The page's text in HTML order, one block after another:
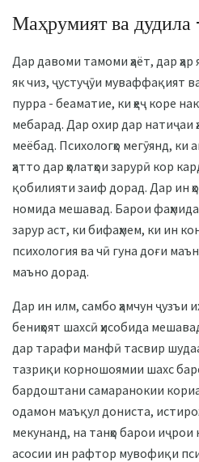
Маҳрумият ва дудила
Дар давоми тамоми ҳаёт, дар
як чиз, ҷустуҷӯи муваффақият
пурра - беаматие, ки ҳеҷ коре
мебарад. Дар охир дар натиҷаи
меёбад. Психологҳо мегӯянд, ки
ҳатто дар ҳолатҳои зарурӣ кор
қобилияти заиф дорад. Дар ин
номида мешавад. Барои
зарур аст, ки бифаҳмем, ки ин
психология ва чӣ гуна доғи
маъно дорад.
Дар ин илм, самбо ҳамчун ҷузъи
бениҳоят шахсӣ ҳисобида
дар тарафи манфӣ тасвир
тазриқи корношоямии шахс
бардоштани самаранокии
одамон маъқул дониста,
мекунанд, на танҳо барои иҷрои
асосии ин рафтор мувофиқи